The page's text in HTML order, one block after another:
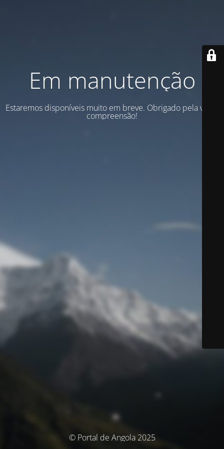
Em manutenção
Estaremos disponíveis muito em breve. Obrigado pela vossa
compreensão!
© Portal de Angola 2025